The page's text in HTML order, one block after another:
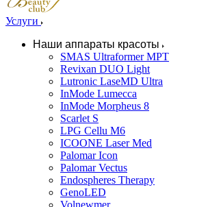
Услуги
Наши аппараты красоты
SMAS Ultraformer MPT
Revixan DUO Light
Lutronic LaseMD Ultra
InMode Lumecca
InMode Morpheus 8
Scarlet S
LPG Cellu M6
ICOONE Laser Med
Palomar Icon
Palomar Vectus
Endospheres Therapy
GenoLED
Volnewmer